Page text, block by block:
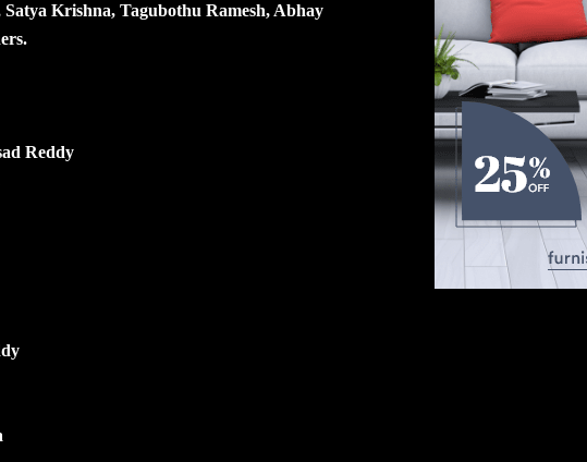
Krishna, Tagubothu Ramesh, Abhay
Reddy